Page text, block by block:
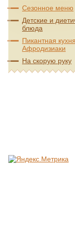
Сезонное меню
Детские и
блюда
Пикантная
Афродизиаки
На скорую руку